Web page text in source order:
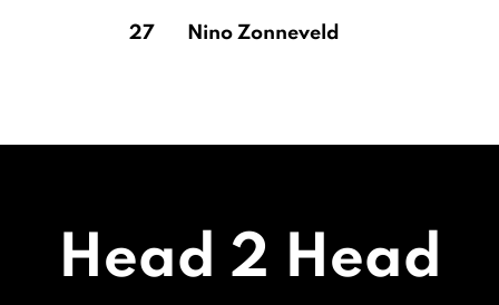
27 Nino Zonneveld
Head 2 Head